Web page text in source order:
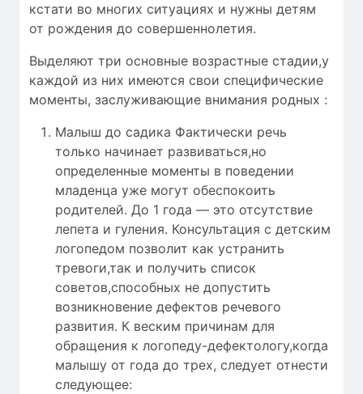
кстати во многих ситуациях и нужны детям
от рождения до совершеннолетия.
Выделяют три основные возрастные стадии,у
каждой из них имеются свои специфические
моменты, заслуживающие внимания родных :
Малыш до садика Фактически речь
только начинает развиваться,но
определенные моменты в поведении
младенца уже могут обеспокоить
родителей. До 1 года — это отсутствие
лепета и гуления. Консультация с детским
логопедом позволит как устранить
тревоги,так и получить список
советов,способных не допустить
возникновение дефектов речевого
развития. К веским причинам для
обращения к логопеду-дефектологу,когда
малышу от года до трех, следует отнести
следующее: